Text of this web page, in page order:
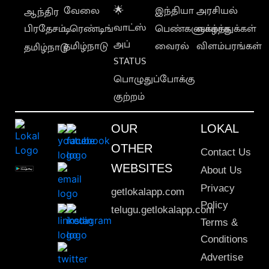
ஆந்திர
பிரதேசம்
தமிழ்நாடு
வேலை
டிரெண்டிங்
தமிழ்நாடு
🌟
வாட்ஸ்
அப்
STATUS
பொழுதுப்போக்கு
குற்றம்
இந்தியா
பெண்களுக்காக
வைரல்
அரசியல்
வாழ்த்துக்கள்
விளம்பரங்கள்
OUR
OTHER
WEBSITES
getlokalapp.com
telugu.getlokalapp.com
LOKAL
Contact Us
About Us
Privacy
Policy
Terms &
Conditions
Advertise